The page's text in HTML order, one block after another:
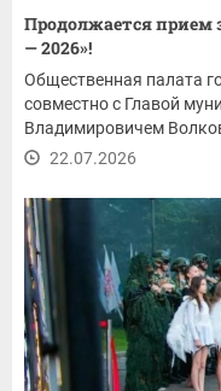
Продолжается прием
— 2026»!
Общественная палата
совместно с Главой
Владимировичем
22.07.2026